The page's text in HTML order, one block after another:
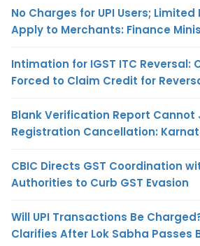
No Charges for UPI Users; Limited
Apply to Merchants: Finance
Intimation for IGST ITC Reversal:
Forced to Claim Credit for
Blank Verification Report Cannot
Registration Cancellation:
CBIC Directs GST Coordination
Authorities to Curb GST Evasion
Will UPI Transactions Be
Clarifies After Lok Sabha Passes